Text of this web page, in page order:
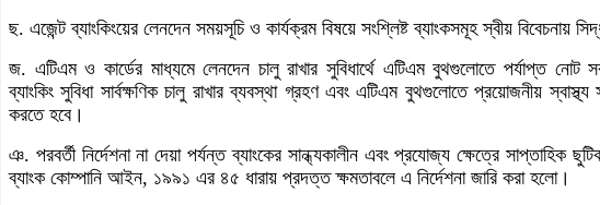
ছ. এজেন্ট ব্যাংকিংয়ের লেনদেন সময়সূচি ও কার্যক্রম বিষয়ে সংশ্লিষ্ট ব্যাংকসমূহ স্বীয় বিবেচনায়
জ. এটিএম ও কার্ডের মাধ্যমে লেনদেন চালু রাখার সুবিধার্থে এটিএম বুথগুলোতে পর্যাপ্ত নোট
ব্যাংকিং সুবিধা সার্বক্ষণিক চালু রাখার ব্যবস্থা গ্রহণ এবং এটিএম বুথগুলোতে প্রয়োজনীয় স্বাস্থ্য
করতে হবে।
ঞ. পরবর্তী নির্দেশনা না দেয়া পর্যন্ত ব্যাংকের সান্ধ্যকালীন এবং প্রযোজ্য ক্ষেত্রে সাপ্তাহিক
ব্যাংক কোম্পানি আইন, ১৯৯১ এর ৪৫ ধারায় প্রদত্ত ক্ষমতাবলে এ নির্দেশনা জারি করা হলো।